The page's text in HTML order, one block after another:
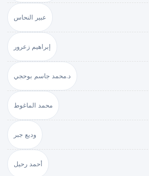
عبير النحاس
إبراهيم زعرور
د.محمد جاسم بوحجي
محمد الماغوط
وديع جبر
أحمد رحيل